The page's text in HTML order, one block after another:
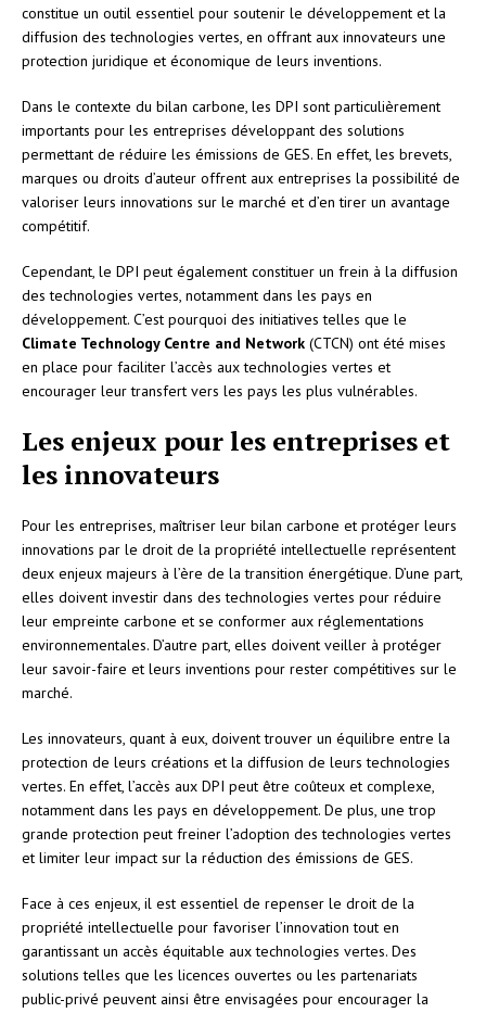
constitue un outil essentiel pour soutenir le développement et la
diffusion des technologies vertes, en offrant aux innovateurs une
protection juridique et économique de leurs inventions.
Dans le contexte du bilan carbone, les DPI sont particulièrement
importants pour les entreprises développant des solutions
permettant de réduire les émissions de GES. En effet, les brevets,
marques ou droits d’auteur offrent aux entreprises la possibilité de
valoriser leurs innovations sur le marché et d’en tirer un avantage
compétitif.
Cependant, le DPI peut également constituer un frein à la diffusion
des technologies vertes, notamment dans les pays en
développement. C’est pourquoi des initiatives telles que le
Climate Technology Centre and Network (CTCN) ont été mises
en place pour faciliter l’accès aux technologies vertes et
encourager leur transfert vers les pays les plus vulnérables.
Les enjeux pour les entreprises et
les innovateurs
Pour les entreprises, maîtriser leur bilan carbone et protéger leurs
innovations par le droit de la propriété intellectuelle représentent
deux enjeux majeurs à l’ère de la transition énergétique. D’une part,
elles doivent investir dans des technologies vertes pour réduire
leur empreinte carbone et se conformer aux réglementations
environnementales. D’autre part, elles doivent veiller à protéger
leur savoir-faire et leurs inventions pour rester compétitives sur le
marché.
Les innovateurs, quant à eux, doivent trouver un équilibre entre la
protection de leurs créations et la diffusion de leurs technologies
vertes. En effet, l’accès aux DPI peut être coûteux et complexe,
notamment dans les pays en développement. De plus, une trop
grande protection peut freiner l’adoption des technologies vertes
et limiter leur impact sur la réduction des émissions de GES.
Face à ces enjeux, il est essentiel de repenser le droit de la
propriété intellectuelle pour favoriser l’innovation tout en
garantissant un accès équitable aux technologies vertes. Des
solutions telles que les licences ouvertes ou les partenariats
public-privé peuvent ainsi être envisagées pour encourager la